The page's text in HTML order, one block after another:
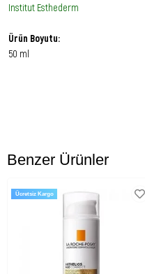
Institut Esthederm
Ürün Boyutu:
50 ml
Karma ve yağlı ciltler için
Cildi matlaştırmaya ve
Hafif ve yağsız bir yapıya
Benzer Ürünler
Ücretsiz Kargo